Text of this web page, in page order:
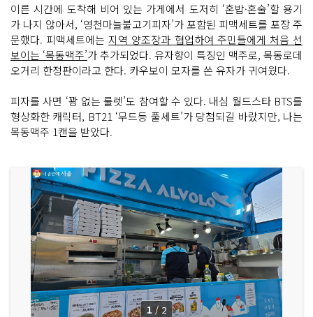
이른 시간에 도착해 비어 있는 가게에서 도저히 ‘혼밥·혼술’할 용기
가 나지 않아서, ‘영천마늘불고기피자’가 포함된 피맥세트를 포장 주
문했다. 피맥세트에는지역 양조장과 협업하여 주민들에게 처음 선
보이는 ‘목동맥주’가 추가되었다. 유자향이 특징인 맥주로, 목동로데
오거리 한정판이라고 한다. 카우보이 모자를 쓴 유자가 귀여웠다.
피자를 사면 ‘꽝 없는 룰렛’도 참여할 수 있다. 내심 월드스타 BTS를
형상화한 캐릭터, BT21 ‘무드등 풀세트’가 당첨되길 바랐지만, 나는
목동맥주 1캔을 받았다.
1 / 2